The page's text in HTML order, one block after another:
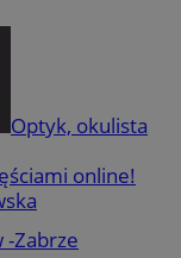
Optyk, okulista
online!
Zabrze